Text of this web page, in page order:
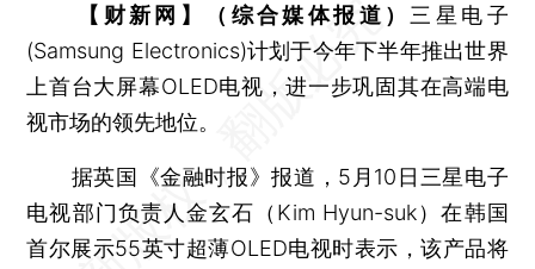
【财新网】（综合媒体报道） 三星电子
(Samsung Electronics)计划于今年下半年推出世界
上首台大屏幕OLED电视，进一步巩固其在高端电
视市场的领先地位。
据英国《金融时报》报道，5月10日三星电子
电视部门负责人金玄石（Kim Hyun-suk）在韩国
首尔展示55英寸超薄OLED电视时表示，该产品将